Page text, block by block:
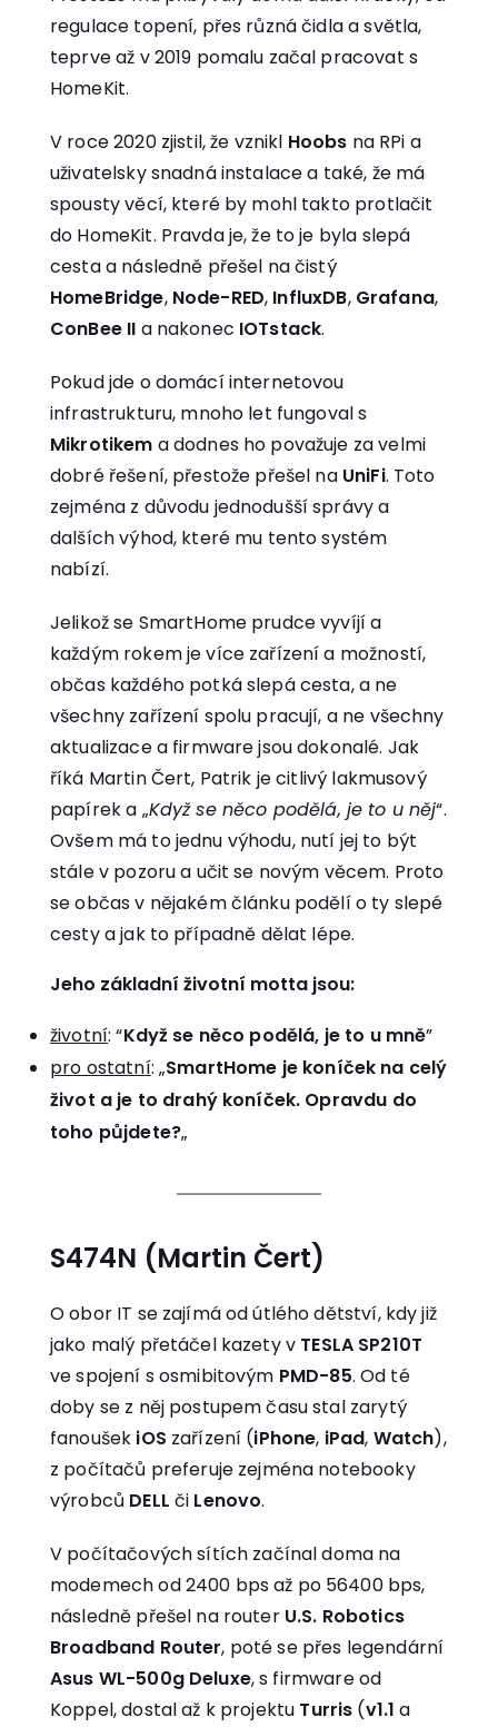
regulace topení, přes různá čidla a světla,
teprve až v 2019 pomalu začal pracovat s
HomeKit.
V roce 2020 zjistil, že vznikl Hoobs na RPi a
uživatelsky snadná instalace a také, že má
spousty věcí, které by mohl takto protlačit
do HomeKit. Pravda je, že to je byla slepá
cesta a následně přešel na čistý
HomeBridge, Node-RED, InfluxDB, Grafana,
ConBee II a nakonec IOTstack.
Pokud jde o domácí internetovou
infrastrukturu, mnoho let fungoval s
Mikrotikem a dodnes ho považuje za velmi
dobré řešení, přestože přešel na UniFi. Toto
zejména z důvodu jednodušší správy a
dalších výhod, které mu tento systém
nabízí.
Jelikož se SmartHome prudce vyvíjí a
každým rokem je více zařízení a možností,
občas každého potká slepá cesta, a ne
všechny zařízení spolu pracují, a ne všechny
aktualizace a firmware jsou dokonalé. Jak
říká Martin Čert, Patrik je citlivý lakmusový
papírek a „Když se něco podělá, je to u něj“.
Ovšem má to jednu výhodu, nutí jej to být
stále v pozoru a učit se novým věcem. Proto
se občas v nějakém článku podělí o ty slepé
cesty a jak to případně dělat lépe.
Jeho základní životní motta jsou:
životní: “Když se něco podělá, je to u mně”
pro ostatní: „SmartHome je koníček na celý
život a je to drahý koníček. Opravdu do
toho půjdete?„
S474N (Martin Čert)
O obor IT se zajímá od útlého dětství, kdy již
jako malý přetáčel kazety v TESLA SP210T
ve spojení s osmibitovým PMD-85. Od té
doby se z něj postupem času stal zarytý
fanoušek iOS zařízení (iPhone, iPad, Watch),
z počítačů preferuje zejména notebooky
výrobců DELL či Lenovo.
V počítačových sítích začínal doma na
modemech od 2400 bps až po 56400 bps,
následně přešel na router U.S. Robotics
Broadband Router, poté se přes legendární
Asus WL-500g Deluxe, s firmware od
Koppel, dostal až k projektu Turris (v1.1 a